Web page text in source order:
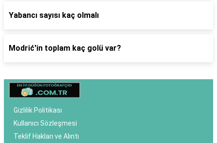
Yabancı sayısı kaç olmalı
Modrić'in toplam kaç golü var?
Gizlilik Politikası
Kullanıcı Sözleşmesi
Teklif Hakları ve Alıntı